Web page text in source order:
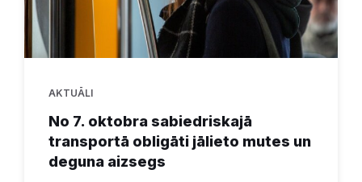
AKTUĀLI
No 7. oktobra sabiedriskajā
transportā obligāti jālieto mutes un
deguna aizsegs